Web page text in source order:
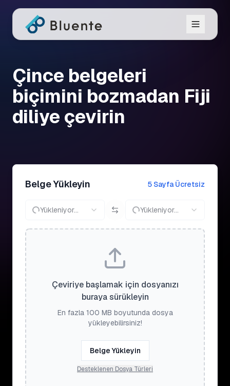
Çince belgeleri
biçimini bozmadan Fiji
diliye çevirin
Belge Yükleyin 5 Sayfa Ücretsiz
Yükleniyor... Yükleniyor...
Çeviriye başlamak için dosyanızı
buraya sürükleyin
En fazla 100 MB boyutunda dosya
yükleyebilirsiniz!
Belge Yükleyin
Desteklenen Dosya Türleri